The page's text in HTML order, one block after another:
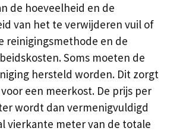
de hoeveelheid en de
van het te verwijderen vuil of
reinigingsmethode en de
Soms moeten de
hersteld worden. Dit zorgt
een meerkost. De prijs per
wordt dan vermenigvuldigd
vierkante meter van de totale